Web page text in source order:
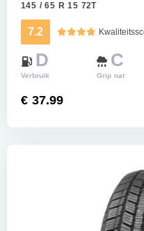
145 / 65 R 15 72T
7.2
D
Verbruik
C
Grip nat
€ 37.99